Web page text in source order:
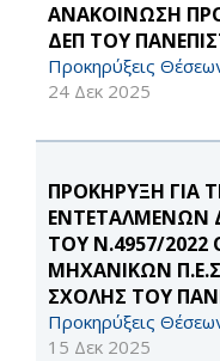
ΑΝΑΚΟΙΝΩΣΗ
ΔΕΠ ΤΟΥ
Προκηρύξεις
24 Δεκ 2025
ΠΡΟΚΗΡΥΞΗ ΓΙΑ
ΕΝΤΕΤΑΛΜΕΝΩΝ
ΤΟΥ Ν.4957/
ΜΗΧΑΝΙΚΩΝ
ΣΧΟΛΗΣ ΤΟΥ
Προκηρύξεις
15 Δεκ 2025